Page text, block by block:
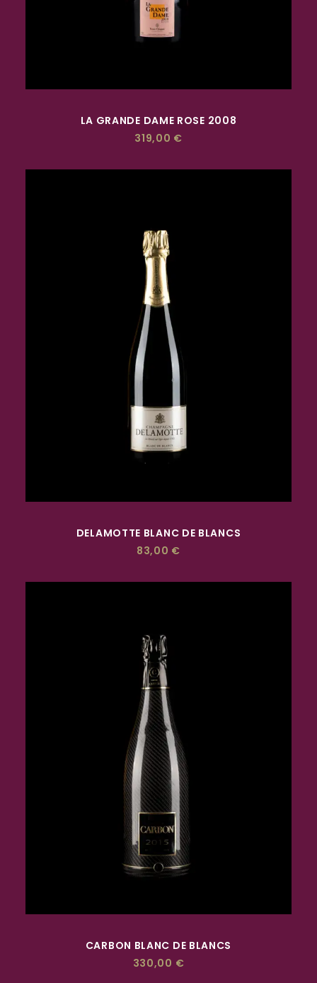
LA GRANDE DAME ROSE 2008
319,00 €
DELAMOTTE BLANC DE BLANCS
83,00 €
CARBON BLANC DE BLANCS
330,00 €